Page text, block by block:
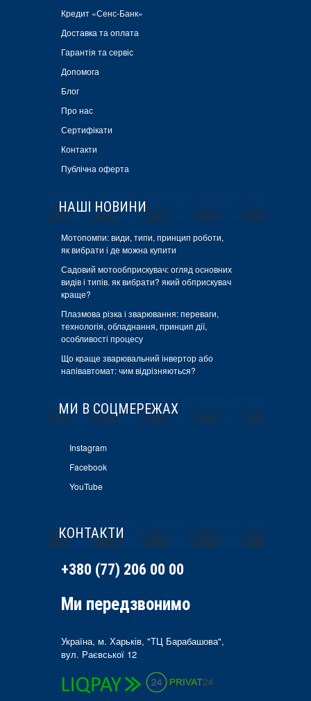
Кредит «Сенс-Банк»
Доставка та оплата
Гарантія та сервіс
Допомога
Блог
Про нас
Сертифікати
Контакти
Публічна оферта
НАШІ НОВИНИ
Мотопомпи: види, типи, принцип роботи,
як вибрати і де можна купити
Садовий мотообприскувач: огляд основних
видів і типів. як вибрати? який обприскувач
краще?
Плазмова різка і зварювання: переваги,
технологія, обладнання, принцип дії,
особливості процесу
Що краще зварювальний інвертор або
напівавтомат: чим відрізняються?
МИ В СОЦМЕРЕЖАХ
Instagram
Facebook
YouTube
КОНТАКТИ
+380 (77) 206 00 00
Ми передзвонимо
Україна, м. Харьків, "ТЦ Барабашова",
вул. Раєвської 12